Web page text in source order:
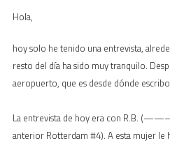
Hola,
hoy solo he tenido una entrevista,
resto del día ha sido muy tranquilo.
aeropuerto, que es desde dónde
La entrevista de hoy era con R.B.
anterior Rotterdam #4). A esta mujer le